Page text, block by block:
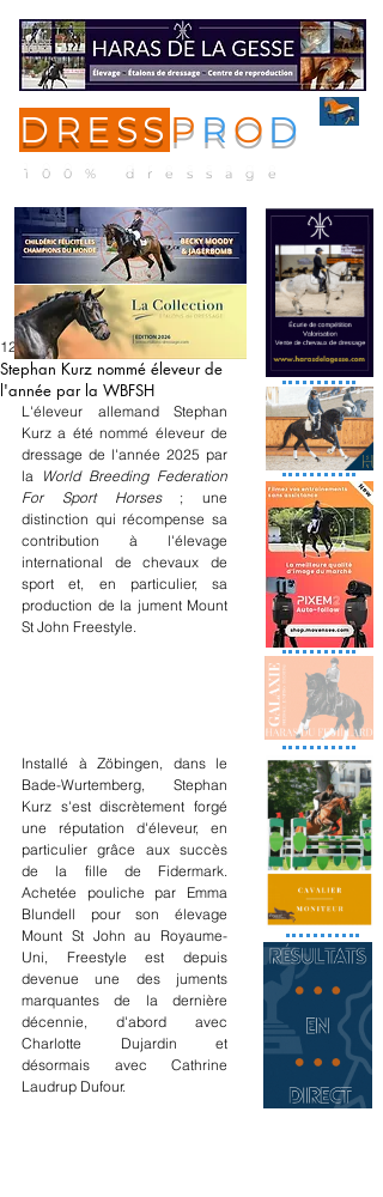
DRESS P R O D
100% dressage
Stephan Kurz nommé éleveur de
l'année par la WBFSH
12 oct. 2025
L'éleveur allemand Stephan
Kurz a été nommé éleveur de
dressage de l'année 2025 par
la World Breeding Federation
For Sport Horses ; une
distinction qui récompense sa
contribution à l'élevage
international de chevaux de
sport et, en particulier, sa
production de la jument Mount
St John Freestyle.
Installé à Zöbingen, dans le
Bade-Wurtemberg, Stephan
Kurz s'est discrètement forgé
une réputation d'éleveur, en
particulier grâce aux succès
de la fille de Fidermark.
Achetée pouliche par Emma
Blundell pour son élevage
Mount St John au Royaume-
Uni, Freestyle est depuis
devenue une des juments
marquantes de la dernière
décennie, d'abord avec
Charlotte Dujardin et
désormais avec Cathrine
Laudrup Dufour.